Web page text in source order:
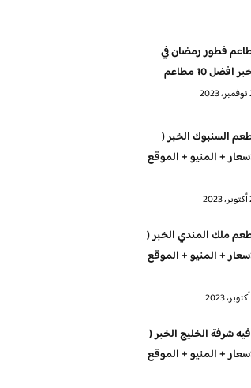
فطور رمضان في
افضل 10 مطاعم
السنبوك الخبر (
+ المنيو + الموقع
ملك المندي الخبر (
+ المنيو + الموقع
شرفة الخليج الخبر (
+ المنيو + الموقع